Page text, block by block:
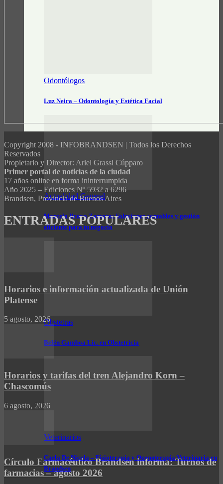
Odontólogos
Luz Neira – Odontología y Estética Facial
Actualidad General
Marcelo Bravo Zamora: Soluciones contables y gestión
eficiente para tu negocio
Obstetras
Belén Gamboa Lic. en Obstetricia
Veterinarios
Carla De Nicola – Fisioterapia y Ozonoterapia Veterinaria en
Brandsen
Copyright 2008 - INFOBRANDSEN | Todos los Derechos
Reservados
Propietario y Director: Ariel Grassi Cúpparo
Primer portal de noticias de la ciudad
17 años online en forma ininterrumpida
Año 2025 – Ediciones Nº 5932 a 6296
Brandsen, Provincia de Buenos Aires
ENTRADAS POPULARES
Horarios e información actualizada de Unión
Platense
5 agosto, 2026
Horarios y tarifas del tren Alejandro Korn –
Chascomús
6 agosto, 2026
Círculo Farmacéutico Brandsen informa: Turnos de
farmacias – agosto 2026